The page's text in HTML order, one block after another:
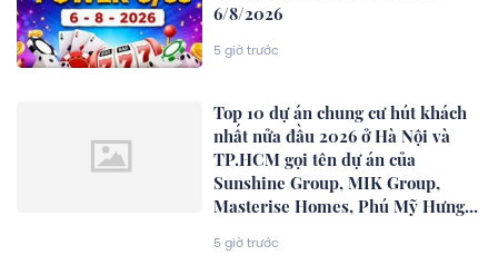
6/8/2026
5 giờ trước
Top 10 dự án chung cư hút khách
nhất nửa đầu 2026 ở Hà Nội và
TP.HCM gọi tên dự án của
Sunshine Group, MIK Group,
Masterise Homes, Phú Mỹ Hưng...
5 giờ trước